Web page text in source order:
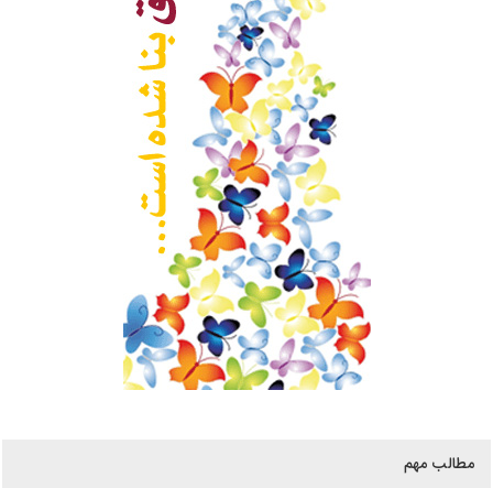
مطالب مهم